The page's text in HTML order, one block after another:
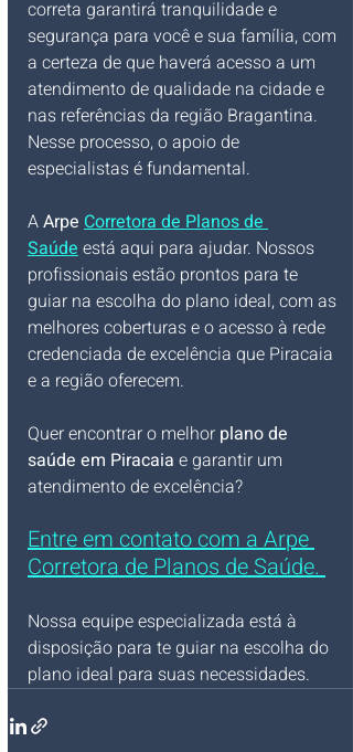
correta garantirá tranquilidade e
segurança para você e sua família, com
a certeza de que haverá acesso a um
atendimento de qualidade na cidade e
nas referências da região Bragantina.
Nesse processo, o apoio de
especialistas é fundamental.
A Arpe Corretora de Planos de
Saúde está aqui para ajudar. Nossos
profissionais estão prontos para te
guiar na escolha do plano ideal, com as
melhores coberturas e o acesso à rede
credenciada de excelência que Piracaia
e a região oferecem.
Quer encontrar o melhor plano de
saúde em Piracaia e garantir um
atendimento de excelência?
Entre em contato com a Arpe
Corretora de Planos de Saúde.
Nossa equipe especializada está à
disposição para te guiar na escolha do
plano ideal para suas necessidades.